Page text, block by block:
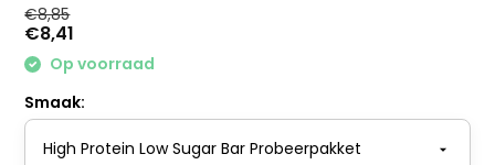
€8,85
€8,41
Op voorraad
Smaak: